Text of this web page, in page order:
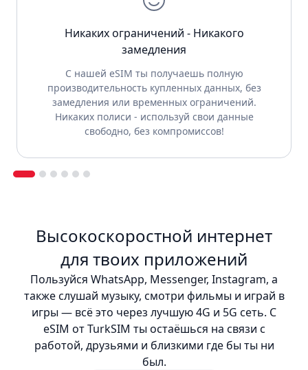
Никаких ограничений - Никакого
замедления
С нашей eSIM ты получаешь полную
производительность купленных данных, без
замедления или временных ограничений.
Никаких полиси - используй свои данные
свободно, без компромиссов!
Высокоскоростной интернет
для твоих приложений
Пользуйся WhatsApp, Messenger, Instagram, а
также слушай музыку, смотри фильмы и играй в
игры — всё это через лучшую 4G и 5G сеть. С
eSIM от TurkSIM ты остаёшься на связи с
работой, друзьями и близкими где бы ты ни
был.